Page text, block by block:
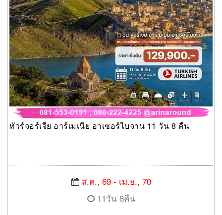
ทัวร์จอร์เจีย อาร์เมเนีย อาเซอร์ไบจาน 11 วัน 8 คืน
ส.ค., 69 - เม.ย., 70
11วัน 8คืน